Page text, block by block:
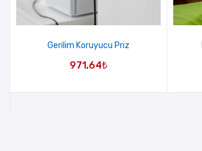
Gerilim Koruyucu Priz
971,64₺